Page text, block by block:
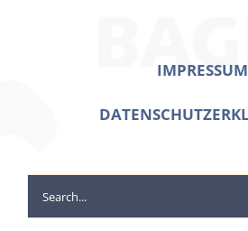
IMPRESSUM
Search
for: